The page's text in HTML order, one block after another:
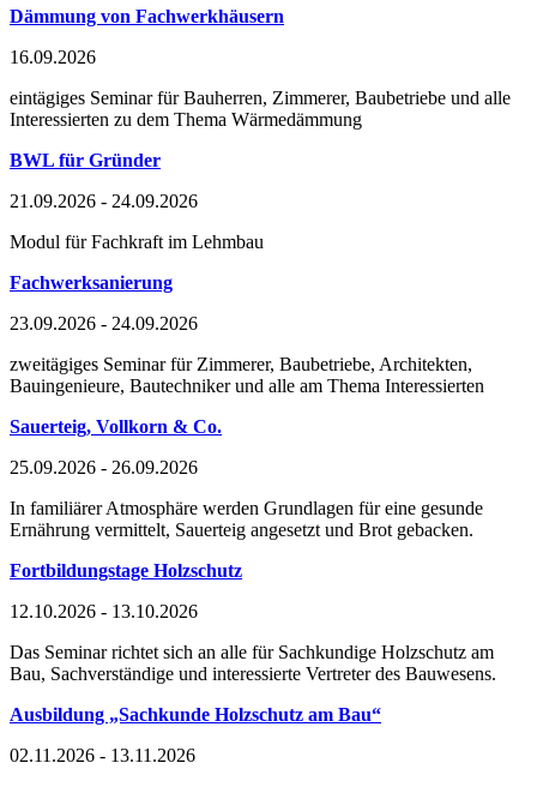
Dämmung von Fachwerkhäusern
16.09.2026
eintägiges Seminar für Bauherren, Zimmerer, Baubetriebe und alle
Interessierten zu dem Thema Wärmedämmung
BWL für Gründer
21.09.2026 - 24.09.2026
Modul für Fachkraft im Lehmbau
Fachwerksanierung
23.09.2026 - 24.09.2026
zweitägiges Seminar für Zimmerer, Baubetriebe, Architekten,
Bauingenieure, Bautechniker und alle am Thema Interessierten
Sauerteig, Vollkorn & Co.
25.09.2026 - 26.09.2026
In familiärer Atmosphäre werden Grundlagen für eine gesunde
Ernährung vermittelt, Sauerteig angesetzt und Brot gebacken.
Fortbildungstage Holzschutz
12.10.2026 - 13.10.2026
Das Seminar richtet sich an alle für Sachkundige Holzschutz am
Bau, Sachverständige und interessierte Vertreter des Bauwesens.
Ausbildung „Sachkunde Holzschutz am Bau“
02.11.2026 - 13.11.2026